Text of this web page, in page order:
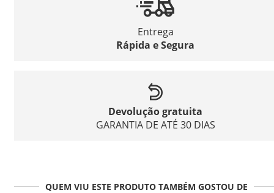
Entrega
Rápida e Segura
Devolução gratuita
GARANTIA DE ATÉ 30 DIAS
QUEM VIU ESTE PRODUTO TAMBÉM GOSTOU DE